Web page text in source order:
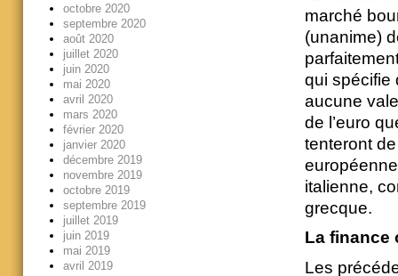
marché
(unanime)
qui spécifie
aucune
de l’euro
tenteront
italienne,
grecque.
La finance
Les
octobre 2020
septembre 2020
août 2020
juillet 2020
juin 2020
mai 2020
avril 2020
mars 2020
février 2020
janvier 2020
décembre 2019
novembre 2019
octobre 2019
septembre 2019
juillet 2019
juin 2019
mai 2019
avril 2019